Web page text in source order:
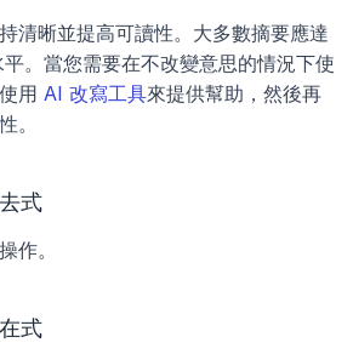
清晰並提高可讀性。大多數摘要應達
。當您需要在不改變意思的情況下使
用 AI 改寫工具來提供幫助，然後再
。
式
作。
式